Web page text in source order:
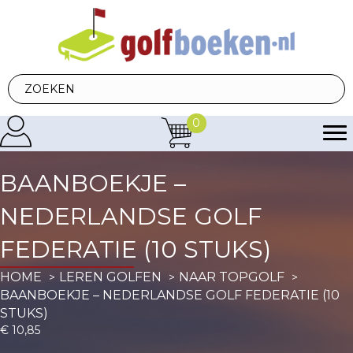
0
BAANBOEKJE –
NEDERLANDSE GOLF
FEDERATIE (10 STUKS)
HOME LEREN GOLFEN
NAAR TOPGOLF
BAANBOEKJE – NEDERLANDSE GOLF FEDERATIE (10
STUKS)
€ 10,85